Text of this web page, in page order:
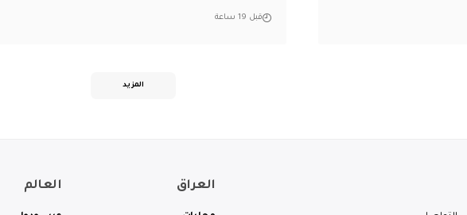
قبل 19 ساعة
المزيد
العراق العالم